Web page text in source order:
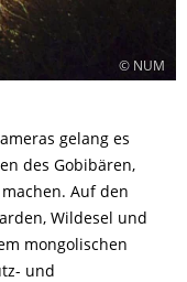
© NUM
gelang es
des Gobibären,
Auf den
Wildesel und
mongolischen
und